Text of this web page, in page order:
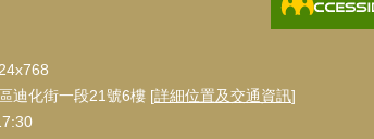
迪化街一段21號6樓 [詳細位置及交通資訊]